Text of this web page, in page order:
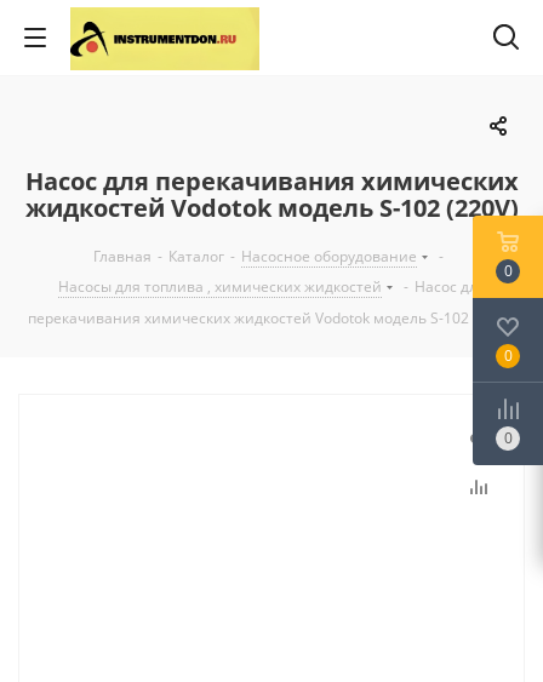
Насос для перекачивания химических
жидкостей Vodotok модель S-102 (220V)
Главная - Каталог - Насосное оборудование
-
Насосы для топлива , химических жидкостей
- Насос для
перекачивания химических жидкостей Vodotok модель S-102 (220V)
0
0
0